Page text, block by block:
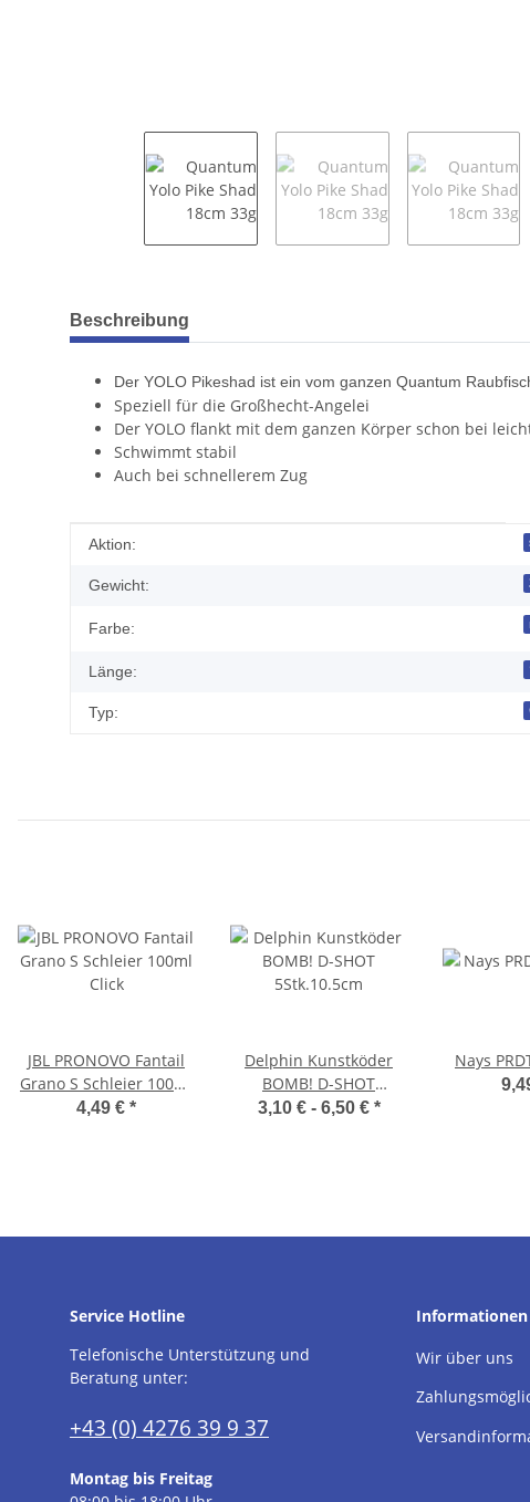
weitere Registerkarten anzeigen
Beschreibung
Der YOLO Pikeshad ist ein vom ganzen Quantum
Speziell für die Großhecht-Angelei
Der YOLO flankt mit dem ganzen Körper schon bei
Schwimmt stabil
Auch bei schnellerem Zug
Produkteigenschaft
Wert
Aktion:
Gewicht:
Farbe:
Länge:
Typ:
JBL PRONOVO Fantail
Grano S Schleier 100ml
Click
4,49 € *
Delphin Kunstköder
BOMB! D-SHOT
5Stk.10.5cm
3,10 € - 6,50 € *
Nays
Service Hotline
Telefonische Unterstützung und
Beratung unter:
+43 (0) 4276 39 9 37
Montag bis Freitag
Informationen
Wir über uns